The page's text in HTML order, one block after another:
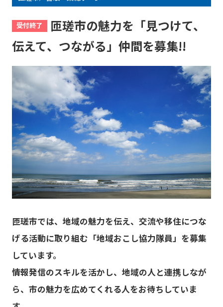
受付終了
匝瑳市の魅力を「見つけて、
伝えて、つながる」仲間を募集!!
匝瑳市では、地域の魅力を伝え、交流や移住につな
げる活動に取り組む「地域おこし協力隊員」を募集
しています。
情報発信のスキルを活かし、地域の人と連携しなが
ら、市の魅力を広めてくれる人をお待ちしていま